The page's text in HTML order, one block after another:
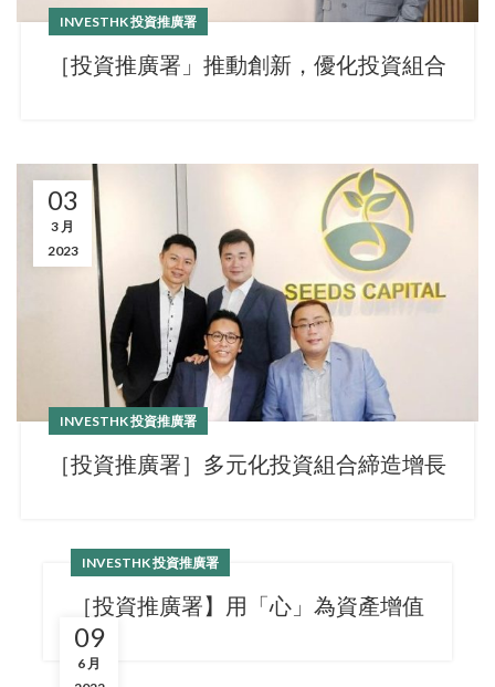
INVESTHK 投資推廣署
［投資推廣署」推動創新，優化投資組合
03
3 月
2023
INVESTHK 投資推廣署
［投資推廣署］多元化投資組合締造增長
09
6 月
INVESTHK 投資推廣署
［投資推廣署】用「心」為資產增值